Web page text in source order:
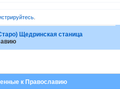
.
Щедринская станица
к Православию